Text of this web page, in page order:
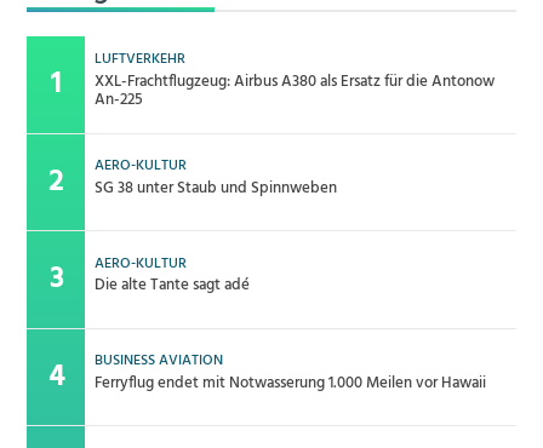
LUFTVERKEHR
XXL-Frachtflugzeug: Airbus A380 als Ersatz für die Antonow
An-225
AERO-KULTUR
SG 38 unter Staub und Spinnweben
AERO-KULTUR
Die alte Tante sagt adé
BUSINESS AVIATION
Ferryflug endet mit Notwasserung 1.000 Meilen vor Hawaii